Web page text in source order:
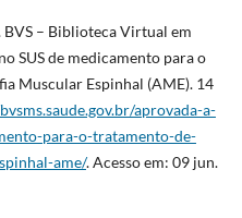
BVS – Biblioteca Virtual em
SUS de medicamento para o
Muscular Espinhal (AME). 14
aprovada-a-
para-o-tratamento-de-
ame/. Acesso em: 09 jun.